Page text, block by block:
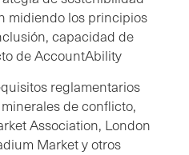
midiendo los principios
capacidad de
de AccountAbility
reglamentarios
de conflicto,
Association, London
Market y otros